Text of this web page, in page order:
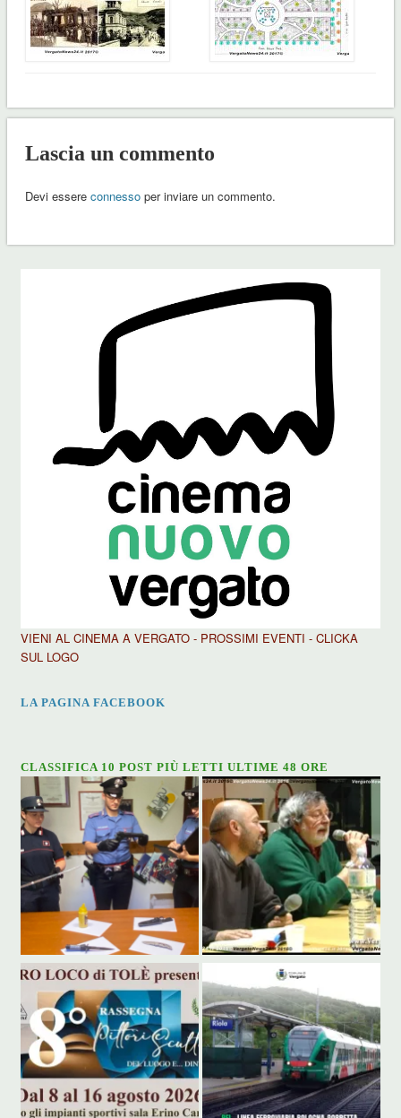
Lascia un commento
Devi essere connessoper inviare un commento.
VIENI AL CINEMA A VERGATO - PROSSIMI EVENTI - CLICKA
SUL LOGO
LA PAGINA FACEBOOK
CLASSIFICA 10 POST PIÙ LETTI ULTIME 48 ORE